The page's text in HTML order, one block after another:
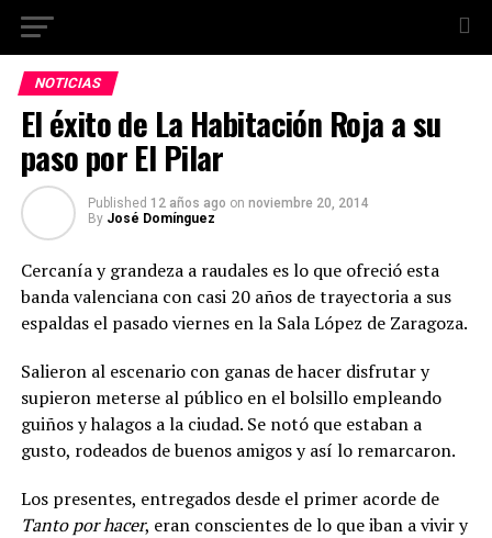
NOTICIAS
El éxito de La Habitación Roja a su
paso por El Pilar
Published 12 años ago on noviembre 20, 2014
By José Domínguez
Cercanía y grandeza a raudales es lo que ofreció esta
banda valenciana con casi 20 años de trayectoria a sus
espaldas el pasado viernes en la Sala López de Zaragoza.
Salieron al escenario con ganas de hacer disfrutar y
supieron meterse al público en el bolsillo empleando
guiños y halagos a la ciudad. Se notó que estaban a
gusto, rodeados de buenos amigos y así lo remarcaron.
Los presentes, entregados desde el primer acorde de
Tanto por hacer, eran conscientes de lo que iban a vivir y